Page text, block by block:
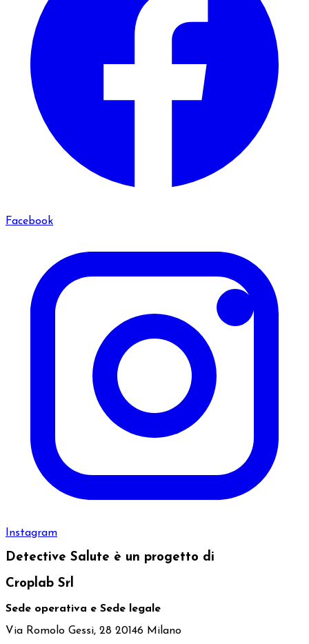
Facebook
Instagram
Detective Salute è un progetto di
Croplab Srl
Sede operativa e Sede legale
Via Romolo Gessi, 28 20146 Milano